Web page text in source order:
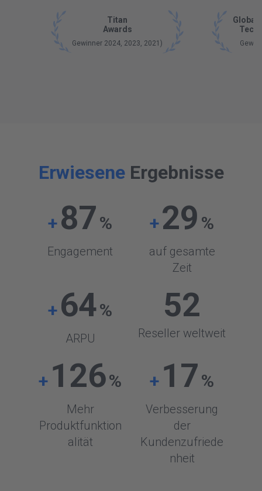
Titan
Awards
Gewinner 2024, 2023, 2021)
Global
Tech
ErwieseneErgebnisse
+ 87 %
Engagement
+29 %
auf gesamte
Zeit
+ 64%
ARPU
52
Reseller weltweit
+ 126%
Mehr
Produktfunktion
alität
+ 17 %
Verbesserung
der
Kundenzufriede
nheit